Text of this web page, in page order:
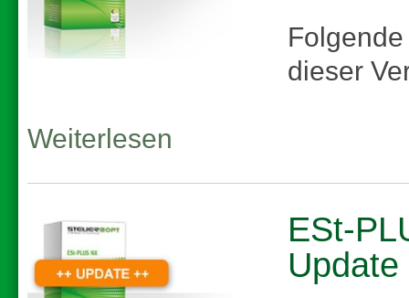
dieser
Weiterlesen
ESt-